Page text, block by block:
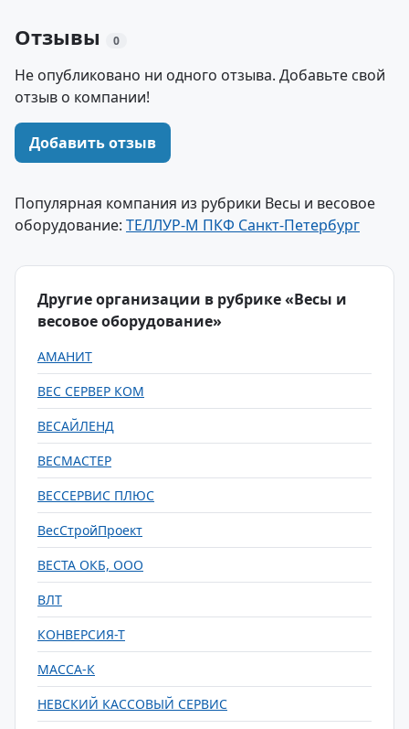
Отзывы 0
Не опубликовано ни одного отзыва. Добавьте свой
отзыв о компании!
Добавить отзыв
Популярная компания из рубрики Весы и весовое
оборудование: ТЕЛЛУР-М ПКФ Санкт-Петербург
Другие организации в рубрике «Весы и
весовое оборудование»
АМАНИТ
ВЕС СЕРВЕР КОМ
ВЕСАЙЛЕНД
ВЕСМАСТЕР
ВЕССЕРВИС ПЛЮС
ВесСтройПроект
ВЕСТА ОКБ, ООО
ВЛТ
КОНВЕРСИЯ-Т
МАССА-К
НЕВСКИЙ КАССОВЫЙ СЕРВИС